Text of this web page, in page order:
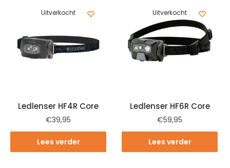
Uitverkocht
Ledlenser HF4R Core
€39,95
Lees verder
Uitverkocht
Ledlenser HF6R Core
€59,95
Lees verder